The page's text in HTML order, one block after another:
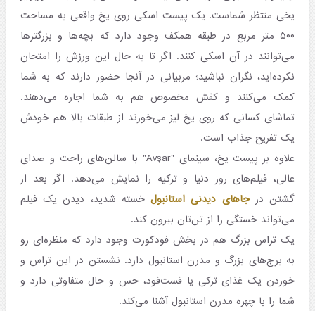
یخی منتظر شماست. یک پیست اسکی روی یخ واقعی به مساحت
۵۰۰ متر مربع در طبقه همکف وجود دارد که بچه‌ها و بزرگترها
می‌توانند در آن اسکی کنند. اگر تا به حال این ورزش را امتحان
نکرده‌اید، نگران نباشید؛ مربیانی در آنجا حضور دارند که به شما
کمک می‌کنند و کفش مخصوص هم به شما اجاره می‌دهند.
تماشای کسانی که روی یخ لیز می‌خورند از طبقات بالا هم خودش
یک تفریح جذاب است.
علاوه بر پیست یخ، سینمای "Avşar" با سالن‌های راحت و صدای
عالی، فیلم‌های روز دنیا و ترکیه را نمایش می‌دهد. اگر بعد از
گشتن درجاهای دیدنی استانبول خسته شدید، دیدن یک فیلم
می‌تواند خستگی را از تن‌تان بیرون کند.
یک تراس بزرگ هم در بخش فودکورت وجود دارد که منظره‌ای رو
به برج‌های بزرگ و مدرن استانبول دارد. نشستن در این تراس و
خوردن یک غذای ترکی یا فست‌فود، حس و حال متفاوتی دارد و
شما را با چهره مدرن استانبول آشنا می‌کند.